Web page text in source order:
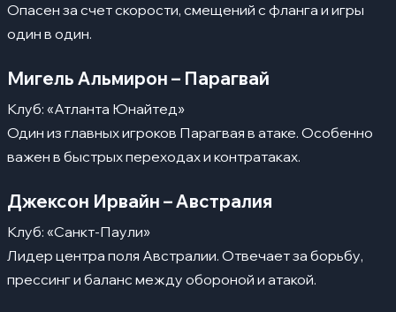
Опасен за счет скорости, смещений с фланга и игры
один в один.
Мигель Альмирон – Парагвай
Клуб: «Атланта Юнайтед»
Один из главных игроков Парагвая в атаке. Особенно
важен в быстрых переходах и контратаках.
Джексон Ирвайн – Австралия
Клуб: «Санкт-Паули»
Лидер центра поля Австралии. Отвечает за борьбу,
прессинг и баланс между обороной и атакой.